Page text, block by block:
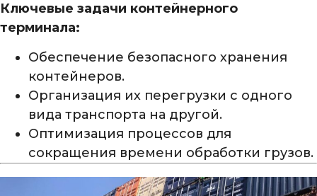
Ключевые задачи контейнерного
терминала:
Обеспечение безопасного хранения
контейнеров.
Организация их перегрузки с одного
вида транспорта на другой.
Оптимизация процессов для
сокращения времени обработки грузов.